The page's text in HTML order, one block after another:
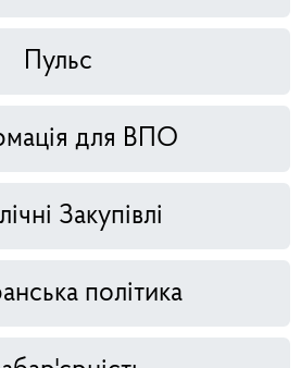
Пульс
для ВПО
Закупівлі
політика